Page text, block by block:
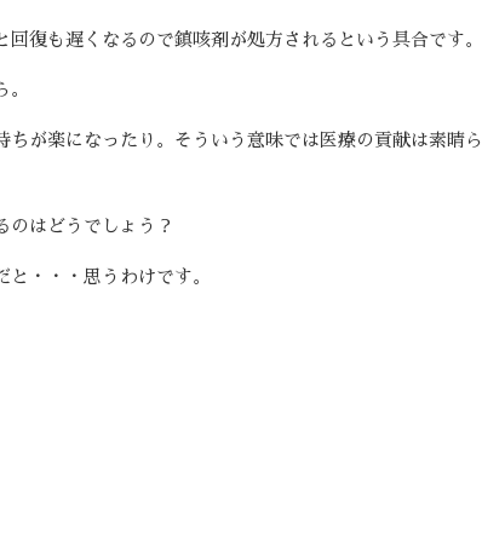
復も遅くなるので鎮咳剤が処方されるという具合です。
が楽になったり。そういう意味では医療の貢献は素晴
のはどうでしょう？
・・・思うわけです。